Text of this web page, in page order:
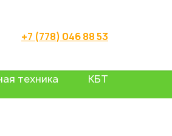
+7 (778) 046 88 53
техника КБТ